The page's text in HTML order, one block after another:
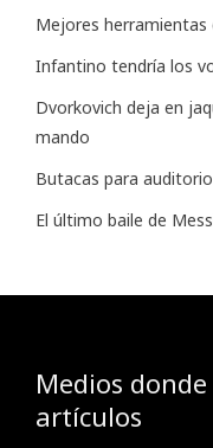
Mejores
Infantino tendría los
Dvorkovich deja en
mando
Butacas para
El último baile de
Medios
artículos